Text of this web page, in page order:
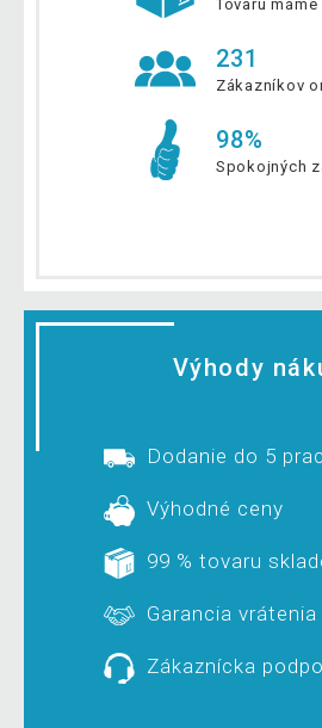
Tovaru
231
Zákazníkov
98%
Spokojných
Výhody
Dodanie do 5
Výhodné ceny
99 % tovaru
Garancia
Zákaznícka